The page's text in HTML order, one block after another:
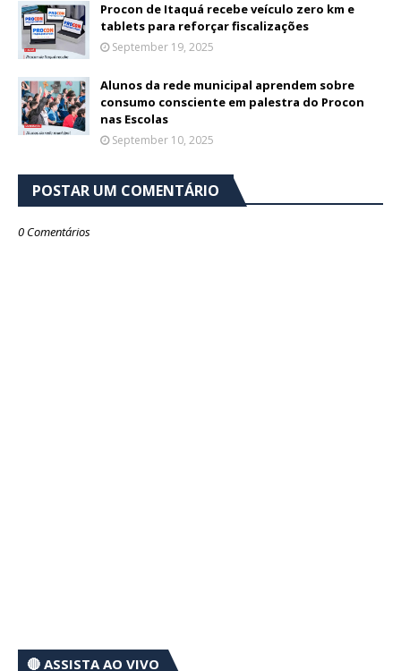
Procon de Itaquá recebe veículo zero km e
tablets para reforçar fiscalizações
September 19, 2025
Alunos da rede municipal aprendem sobre
consumo consciente em palestra do Procon
nas Escolas
September 10, 2025
POSTAR UM COMENTÁRIO
0 Comentários
🔴 ASSISTA AO VIVO